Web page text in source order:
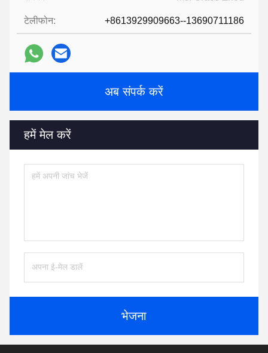
टेलीफोन: +8613929909663--13690711186
अब संपर्क करें
हमें मेल करें
भेजना